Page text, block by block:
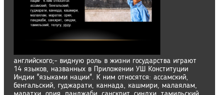
английского;- видную роль в жизни государства играют
14 языков, названных в Приложении УШ Конституции
Индии "языками нации". К ним относятся: ассамский,
бенгальский, гуджарати, каннада, кашмири, малаялам,